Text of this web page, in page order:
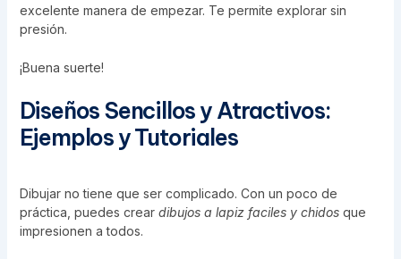
excelente manera de empezar. Te permite explorar sin
presión.
¡Buena suerte!
Diseños Sencillos y Atractivos:
Ejemplos y Tutoriales
Dibujar no tiene que ser complicado. Con un poco de
práctica, puedes crear dibujos a lapiz faciles y chidosque
impresionen a todos.